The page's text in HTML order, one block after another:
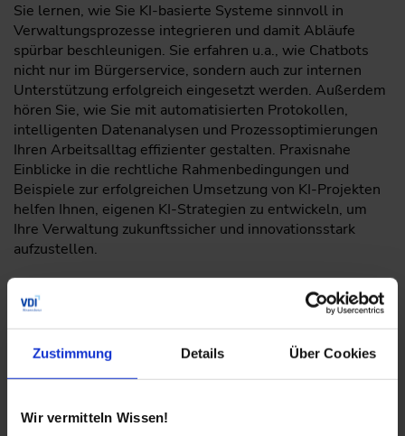
Zustimmung Details Über Cookies
Wir vermitteln Wissen!
Sie lernen, wie Sie KI-basierte Systeme sinnvoll in
Verwaltungsprozesse integrieren und damit Abläufe
spürbar beschleunigen. Sie erfahren u.a., wie Chatbots
nicht nur im Bürgerservice, sondern auch zur internen
Unterstützung erfolgreich eingesetzt werden. Außerdem
hören Sie, wie Sie mit automatisierten Protokollen,
intelligenten Datenanalysen und Prozessoptimierungen
Ihren Arbeitsalltag effizienter gestalten. Praxisnahe
Einblicke in die rechtliche Rahmenbedingungen und
Beispiele zur erfolgreichen Umsetzung von KI-Projekten
helfen Ihnen, eigenen KI-Strategien zu entwickeln, um
Ihre Verwaltung zukunftssicher und innovationsstark
aufzustellen.
Der Spezialtag findet einen Tag vor derVDI-
Fachkonferenz „KI in der Abfallwirtschaft“
statt. Wenn
Sie vom vergünstigten Kombipreis.